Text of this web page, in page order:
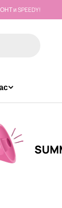
и SPEEDY!
SUMMER